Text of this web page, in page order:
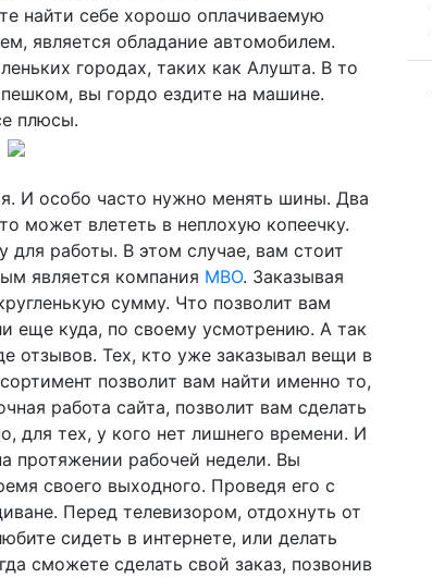
найти себе хорошо оплачиваемую
является обладание автомобилем.
городах, таких как Алушта. В то
вы гордо ездите на машине.
плюсы.
И особо часто нужно менять шины. Два
может влететь в неплохую копеечку.
работы. В этом случае, вам стоит
является компания МВО. Заказывая
сумму. Что позволит вам
еще куда, по своему усмотрению. А так
отзывов. Тех, кто уже заказывал вещи в
позволит вам найти именно то,
работа сайта, позволит вам сделать
для тех, у кого нет лишнего времени. И
протяжении рабочей недели. Вы
своего выходного. Проведя его с
Перед телевизором, отдохнуть от
сидеть в интернете, или делать
сможете сделать свой заказ, позвонив